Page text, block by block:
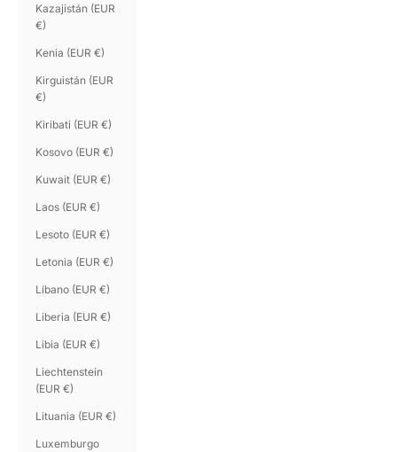
Kazajistán (EUR
€)
Kenia (EUR €)
Kirguistán (EUR
€)
Kiribati (EUR €)
Kosovo (EUR €)
Kuwait (EUR €)
Laos (EUR €)
Lesoto (EUR €)
Letonia (EUR €)
Líbano (EUR €)
Liberia (EUR €)
Libia (EUR €)
Liechtenstein
(EUR €)
Lituania (EUR €)
Luxemburgo